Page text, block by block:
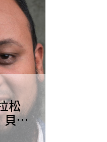
松
克